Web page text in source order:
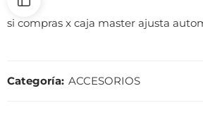
si compras x caja master ajusta
Categoría: ACCESORIOS